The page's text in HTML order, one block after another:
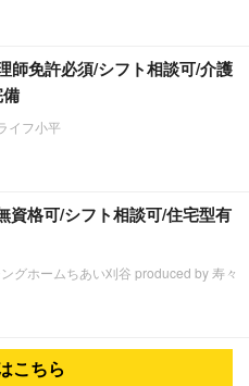
師免許必須/シフト相談可/介護
イフ小平
資格可/シフト相談可/住宅型有
グホームちあい刈谷 produced by 寿々
こちら